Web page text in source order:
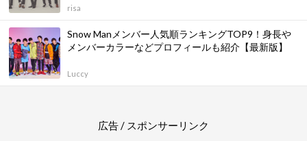
risa
Snow Manメンバー人気順ランキングTOP9！身長や
メンバーカラーなどプロフィールも紹介【最新版】
Luccy
広告 / スポンサーリンク